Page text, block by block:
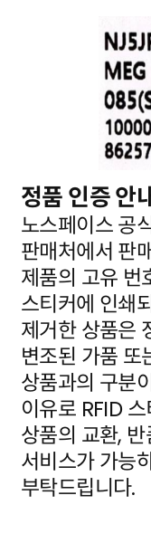
정품 인증 안
노스페이스 공
판매처에서 판
제품의 고유 번
스티커에 인쇄
제거한 상품은
변조된 가품 또
상품과의 구분
이유로 RFID
상품의 교환,
서비스가 가능
부탁드립니다.